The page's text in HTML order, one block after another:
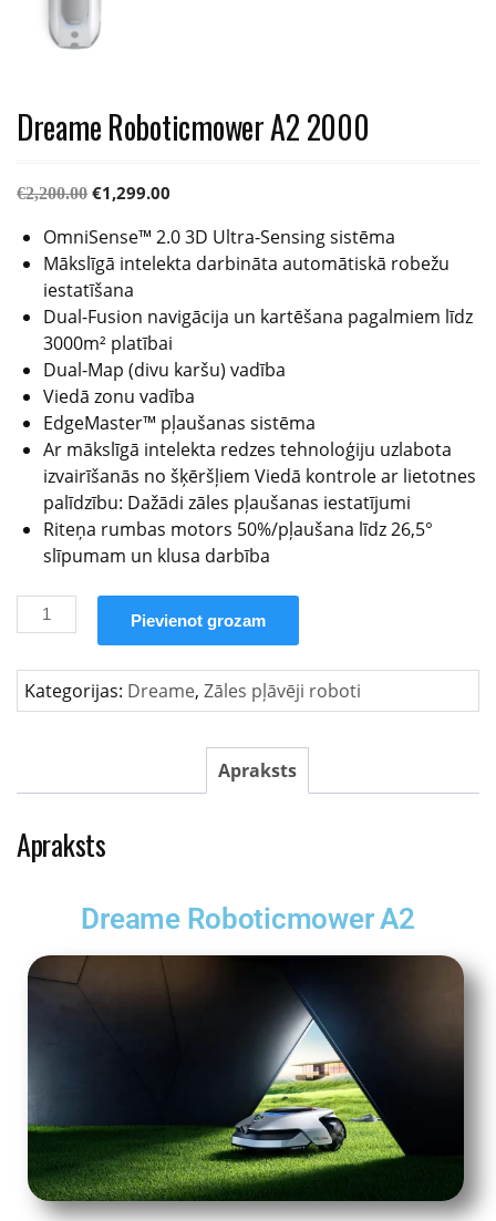
Dreame Roboticmower A2 2000
€2,200.00 €1,299.00
OmniSense™ 2.0 3D Ultra-Sensing sistēma
Mākslīgā intelekta darbināta automātiskā robežu
iestatīšana
Dual-Fusion navigācija un kartēšana pagalmiem līdz
3000m² platībai
Dual-Map (divu karšu) vadība
Viedā zonu vadība
EdgeMaster™ pļaušanas sistēma
Ar mākslīgā intelekta redzes tehnoloģiju uzlabota
izvairīšanās no šķēršļiem Viedā kontrole ar lietotnes
palīdzību: Dažādi zāles pļaušanas iestatījumi
Riteņa rumbas motors 50%/pļaušana līdz 26,5°
slīpumam un klusa darbība
Pievienot grozam
Kategorijas: Dreame, Zāles pļāvēji roboti
Apraksts
Apraksts
Dreame Roboticmower A2